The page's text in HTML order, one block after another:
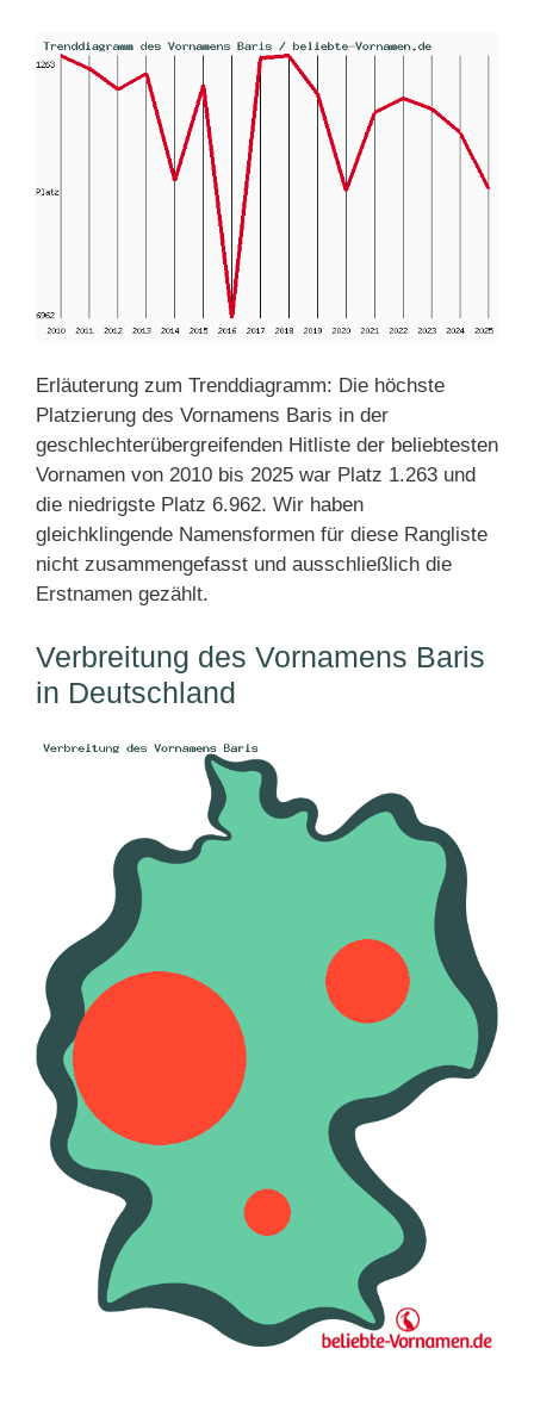
Erläuterung zum Trenddiagramm: Die höchste
Platzierung des Vornamens Baris in der
geschlechterübergreifenden Hitliste der beliebtesten
Vornamen von 2010 bis 2025 war Platz 1.263 und
die niedrigste Platz 6.962. Wir haben
gleichklingende Namensformen für diese Rangliste
nicht zusammengefasst und ausschließlich die
Erstnamen gezählt.
Verbreitung des Vornamens Baris
in Deutschland